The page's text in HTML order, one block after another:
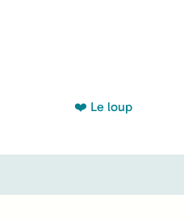
❤️ Le loup